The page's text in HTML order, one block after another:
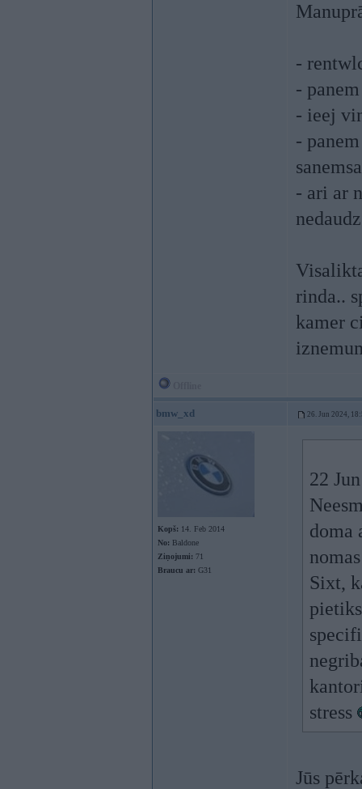
-
-
- ieej
-
- ari ar
rinda..
kamer
bmw_xd 26. Jun 2024,
Kopš: 14. Feb 2014
No: Baldone
Ziņojumi: 71
Braucu ar: G31
22
doma
Sixt,
stress
Jūs